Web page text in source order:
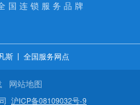
国连锁服务品牌
斯 丨 全国服务网点
网站地图
沪ICP备08109032号-9